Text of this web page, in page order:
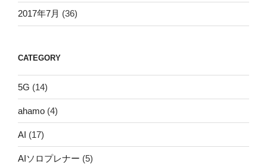
2017年7月 (36)
CATEGORY
5G (14)
ahamo (4)
AI (17)
AIソロプレナー (5)